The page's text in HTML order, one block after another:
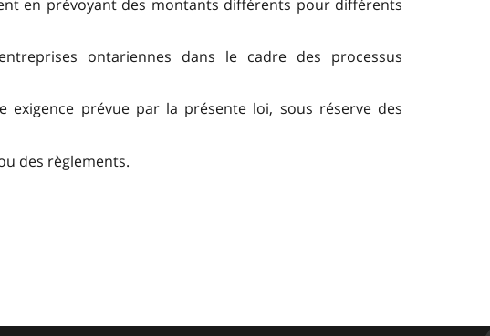
en prévoyant des montants différents pour différents
ontariennes dans le cadre des processus
exigence prévue par la présente loi, sous réserve des
des règlements.